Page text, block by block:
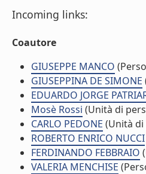
Incoming links:
Coautore
GIUSEPPE MANCO
GIUSEPPINA DE SIMONE
EDUARDO JORGE
Mosè Rossi (Unità di
CARLO PEDONE (Unità
ROBERTO ENRICO NUCCI
FERDINANDO FEBBRAIO
VALERIA MENCHISE